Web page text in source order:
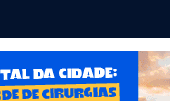
Brasil repudia